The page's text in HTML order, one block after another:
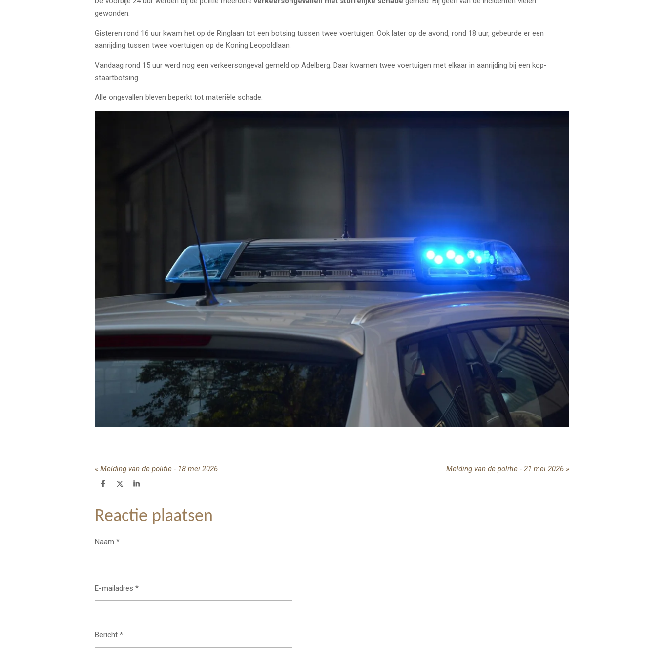
gewonden.
Gisteren rond 16 uur kwam het op de Ringlaan tot een botsing tussen twee voertuigen. Ook later op de avond, rond 18 uur, gebeurde er een
aanrijding tussen twee voertuigen op de Koning Leopoldlaan.
Vandaag rond 15 uur werd nog een verkeersongeval gemeld op Adelberg. Daar kwamen twee voertuigen met elkaar in aanrijding bij een kop-
staartbotsing.
Alle ongevallen bleven beperkt tot materiële schade.
« Melding van de politie - 18 mei 2026 Melding van de politie - 21 mei 2026 »
D
e
n
D
S
r
e
Reactie plaatsen
Naam *
E-mailadres *
Bericht *